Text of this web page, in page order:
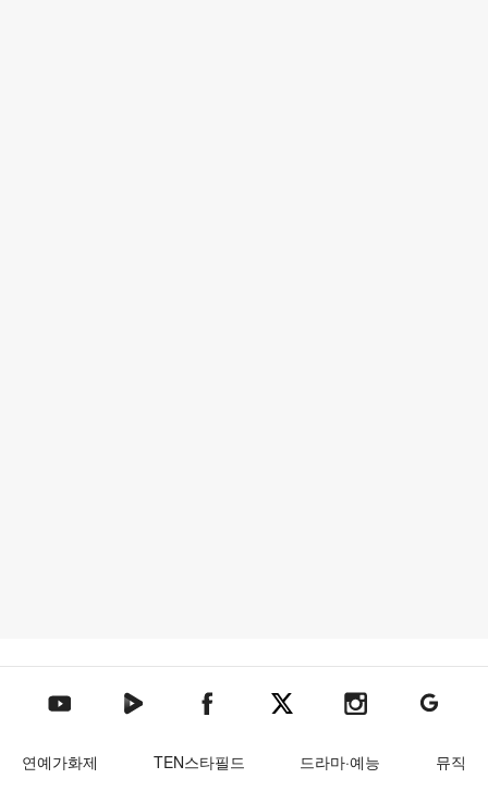
텐아시아 유튜브텐아시아 네이버TV텐아시아 페이스북텐아시아 엑스텐아시아 인스타그램
텐아시아
연예가화제 TEN스타필드 드라마·예능
뮤직